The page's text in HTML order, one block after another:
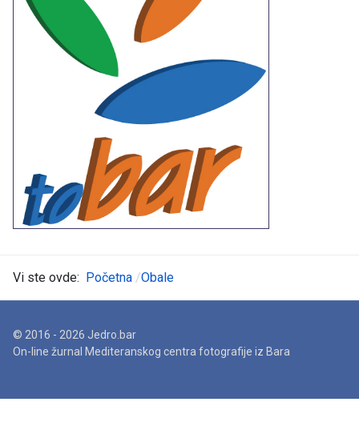
Vi ste ovde: Početna Obale
© 2016 - 2026 Jedro.bar
On-line žurnal Mediteranskog centra fotografije iz Bara